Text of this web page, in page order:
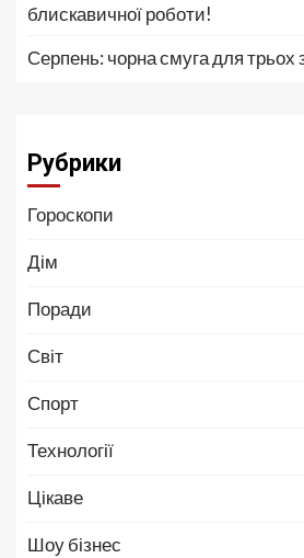
блискавичної роботи!
Серпень: чорна смуга для трьох
Рубрики
Гороскопи
Дім
Поради
Світ
Спорт
Технології
Цікаве
Шоу бізнес